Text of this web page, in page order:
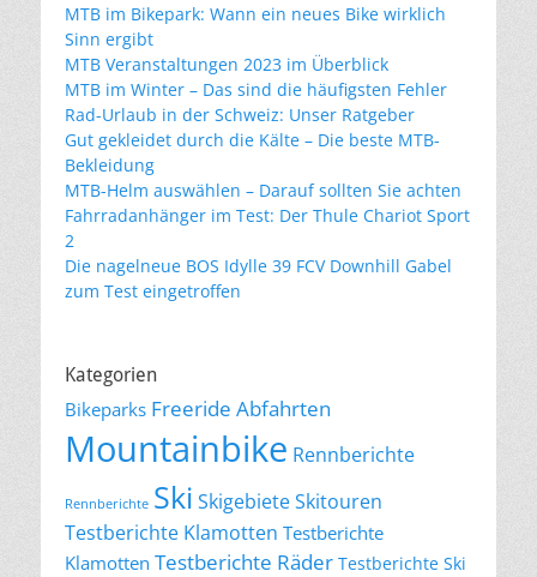
MTB im Bikepark: Wann ein neues Bike wirklich
Sinn ergibt
MTB Veranstaltungen 2023 im Überblick
MTB im Winter – Das sind die häufigsten Fehler
Rad-Urlaub in der Schweiz: Unser Ratgeber
Gut gekleidet durch die Kälte – Die beste MTB-
Bekleidung
MTB-Helm auswählen – Darauf sollten Sie achten
Fahrradanhänger im Test: Der Thule Chariot Sport
2
Die nagelneue BOS Idylle 39 FCV Downhill Gabel
zum Test eingetroffen
Kategorien
Bikeparks Freeride Abfahrten
Mountainbike Rennberichte
Rennberichte Ski SkigebieteSkitouren
Testberichte Klamotten Testberichte
Klamotten Testberichte Räder Testberichte Ski